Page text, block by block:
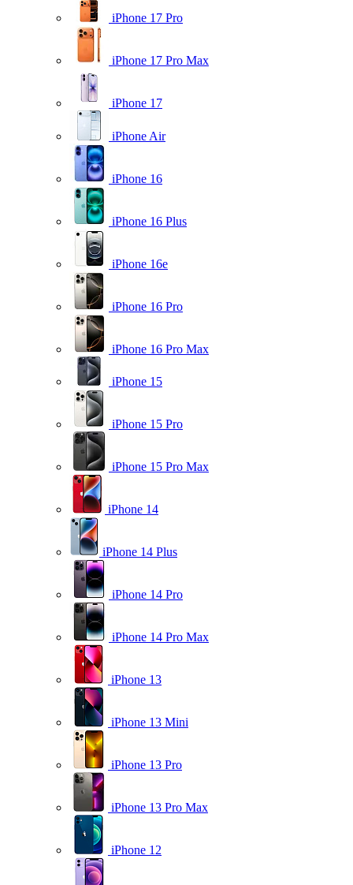
iPhone 17 Pro
iPhone 17 Pro Max
iPhone 17
iPhone Air
iPhone 16
iPhone 16 Plus
iPhone 16e
iPhone 16 Pro
iPhone 16 Pro Max
iPhone 15
iPhone 15 Pro
iPhone 15 Pro Max
iPhone 14
iPhone 14 Plus
iPhone 14 Pro
iPhone 14 Pro Max
iPhone 13
iPhone 13 Mini
iPhone 13 Pro
iPhone 13 Pro Max
iPhone 12